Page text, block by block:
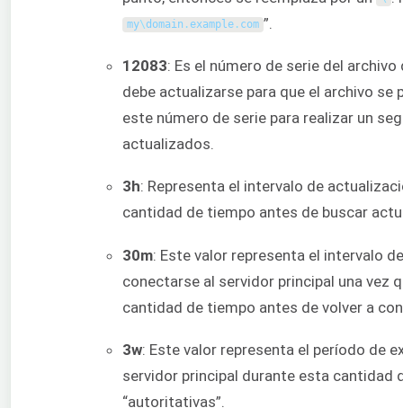
my\domain .example. com ”.
12083: Es el número de serie del
debe actualizarse para que el archivo
este número de serie para realizar un
actualizados.
3h: Representa el intervalo de
cantidad de tiempo antes de buscar
30m: Este valor representa el intervalo
conectarse al servidor principal una vez
cantidad de tiempo antes de volver a
3w: Este valor representa el período de
servidor principal durante esta cantidad
“autoritativas”.